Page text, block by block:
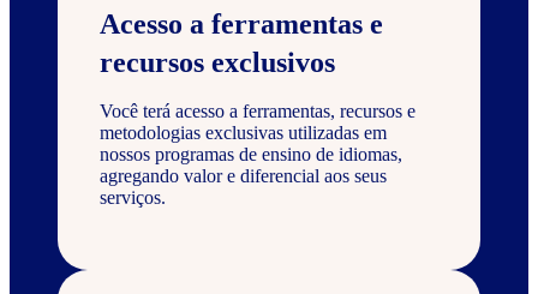
Acesso a ferramentas e
recursos exclusivos
Você terá acesso a ferramentas, recursos e
metodologias exclusivas utilizadas em
nossos programas de ensino de idiomas,
agregando valor e diferencial aos seus
serviços.